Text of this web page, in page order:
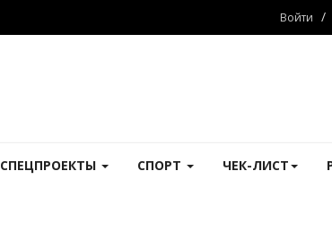
Войти /
СПЕЦПРОЕКТЫ СПОРТ ЧЕК-ЛИСТ